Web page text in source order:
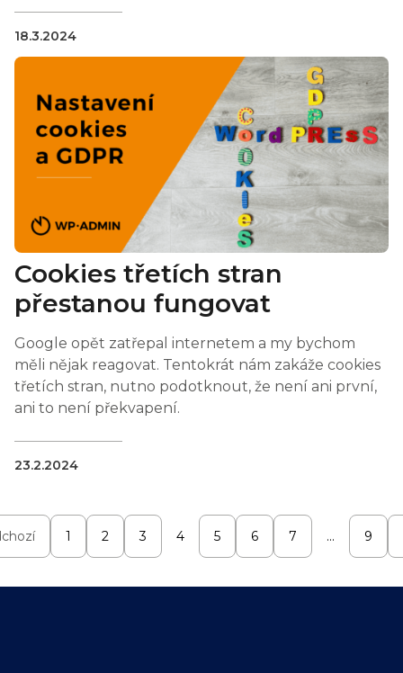
18.3.2024
Cookies třetích stran
přestanou fungovat
Google opět zatřepal internetem a my bychom
měli nějak reagovat. Tentokrát nám zakáže cookies
třetích stran, nutno podotknout, že není ani první,
ani to není překvapení.
23.2.2024
1 2 3 4 5 6 7 … 9